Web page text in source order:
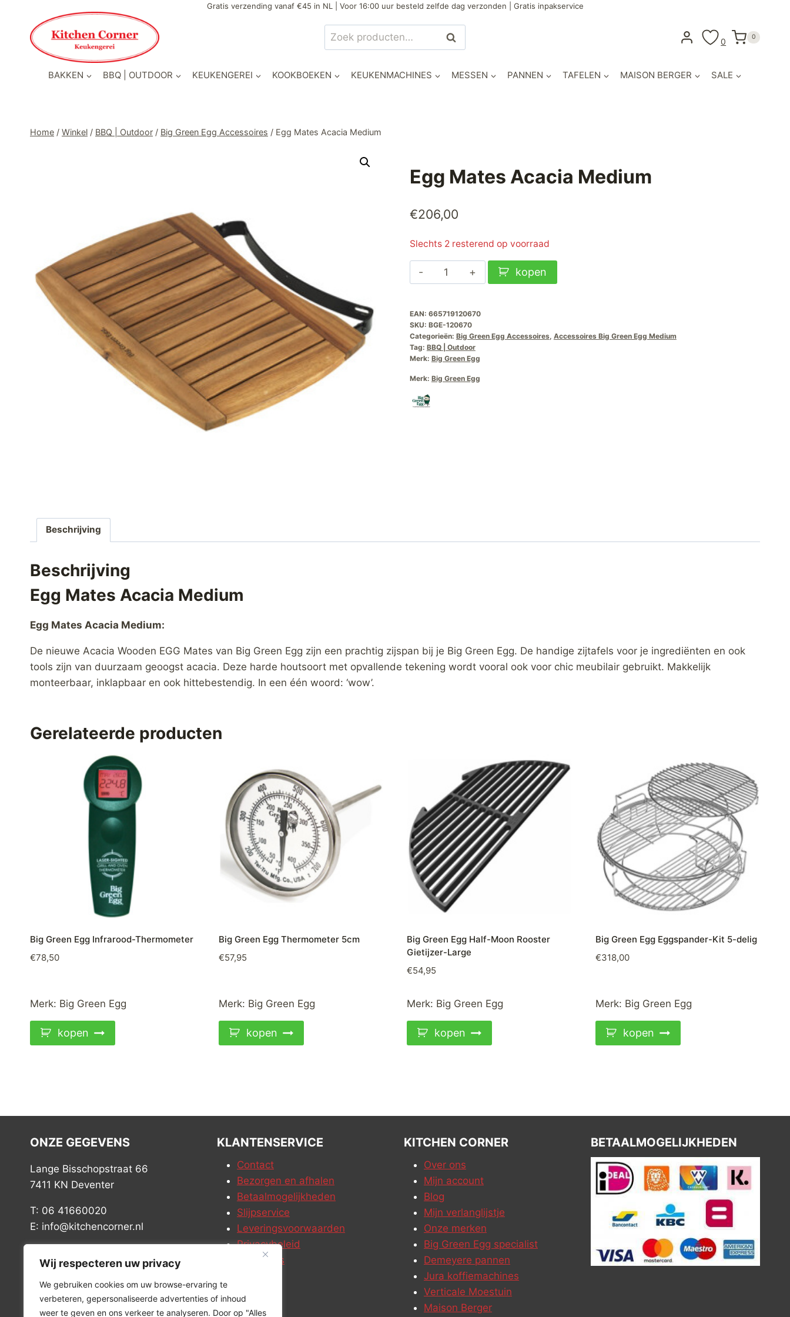
Wij respecteren uw privacy
We gebruiken cookies om uw browse-ervaring te
verbeteren, gepersonaliseerde advertenties of inhoud
weer te geven en ons verkeer te analyseren. Door op "Alles
inhoud
Gratis verzending vanaf €45 in NL | Voor 16:00 uur besteld zelfde dag verzonden | Gratis inpakservice
Zoeken
naar:
Zoeken 0 0
BAKKEN BBQ | OUTDOOR KEUKENGEREI KOOKBOEKEN KEUKENMACHINES MESSEN PANNEN TAFELEN MAISON BERGER SALE
Home / Winkel / BBQ | Outdoor / Big Green Egg Accessoires / Egg Mates Acacia Medium
Egg Mates Acacia Medium
€206,00
Slechts 2 resterend op voorraad
Egg
Mates
Medium
aantal
kopen
EAN: 665719120670
SKU: BGE-120670
Categorieën: Big Green Egg Accessoires, Accessoires Big Green Egg Medium
Tag: BBQ | Outdoor
Merk: Big Green Egg
Merk: Big Green Egg
Beschrijving
Beschrijving
Egg Mates Acacia Medium
Egg Mates Acacia Medium:
De nieuwe Acacia Wooden EGG Mates van Big Green Egg zijn een prachtig zijspan bij je Big Green Egg. De handige zijtafels voor je ingrediënten en ook
tools zijn van duurzaam geoogst acacia. Deze harde houtsoort met opvallende tekening wordt vooral ook voor chic meubilair gebruikt. Makkelijk
monteerbaar, inklapbaar en ook hittebestendig. In een één woord: ‘wow’.
Gerelateerde producten
Big Green Egg Infrarood-Thermometer
€78,50
Merk: Big Green Egg
kopen
Big Green Egg Thermometer 5cm
€57,95
Merk: Big Green Egg
kopen
Big Green Egg Half-Moon Rooster
Gietijzer-Large
€54,95
Merk: Big Green Egg
kopen
Big Green Egg Eggspander-Kit 5-delig
€318,00
Merk: Big Green Egg
kopen
ONZE GEGEVENS
Lange Bisschopstraat 66
7411 KN Deventer
T: 06 41660020
E: info@kitchencorner.nl
BTW: NL001915997B81
KLANTENSERVICE
Contact
Bezorgen en afhalen
Betaalmogelijkheden
Slijpservice
Leveringsvoorwaarden
Privacybeleid
Vacatures
KITCHEN CORNER
Over ons
Mijn account
Blog
Mijn verlanglijstje
Onze merken
Big Green Egg specialist
Demeyere pannen
Jura koffiemachines
Verticale Moestuin
Maison Berger
BETAALMOGELIJKHEDEN